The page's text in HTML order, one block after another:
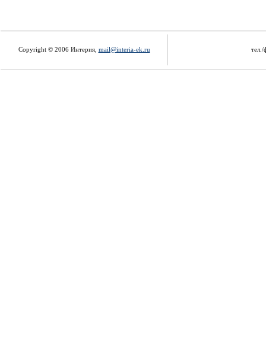
Copyright © 2006 Интерия, mail@interia-ek.ru